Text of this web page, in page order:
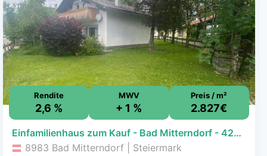
Rendite
2,6 %
MWV
+ 1 %
Preis / m²
2.827€
Einfamilienhaus zum Kauf - Bad Mitterndorf - 424.000 € - 5 Zimmer, 150 m², 554 m² Grundstück
8983 Bad Mitterndorf | Steiermark